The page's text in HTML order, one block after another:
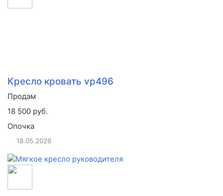
Кресло кровать vp496
Продам
18 500 руб.
Опочка
18.05.2026